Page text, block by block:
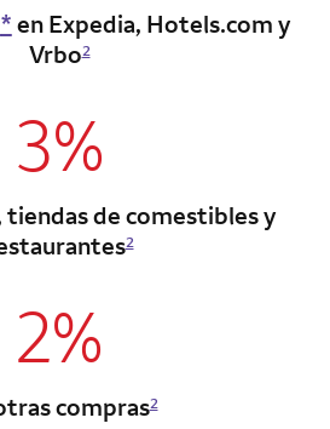
* en Expedia, Hotels.com y
Vrbo2
3%
tiendas de comestiblesy
2
2%
compras2